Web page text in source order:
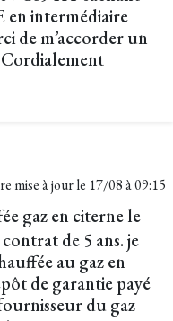
en intermédiaire
de m’accorder un
mise à jour le 17/08 à 09:15
gaz en citerne le
de 5 ans. je
au gaz en
de garantie payé
du gaz